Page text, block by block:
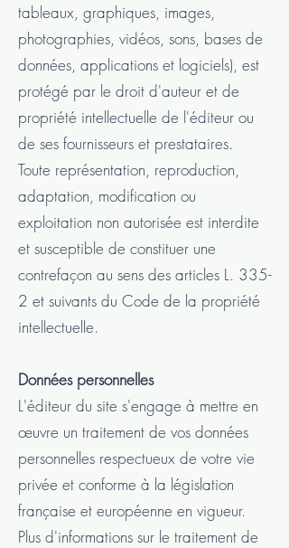
tableaux, graphiques, images,
photographies, vidéos, sons, bases de
données, applications et logiciels), est
protégé par le droit d'auteur et de
propriété intellectuelle de l'éditeur ou
de ses fournisseurs et prestataires.
Toute représentation, reproduction,
adaptation, modification ou
exploitation non autorisée est interdite
et susceptible de constituer une
contrefaçon au sens des articles L. 335-
2 et suivants du Code de la propriété
intellectuelle.
Données personnelles
L'éditeur du site s'engage à mettre en
œuvre un traitement de vos données
personnelles respectueux de votre vie
privée et conforme à la législation
française et européenne en vigueur.
Plus d'informations sur le traitement de